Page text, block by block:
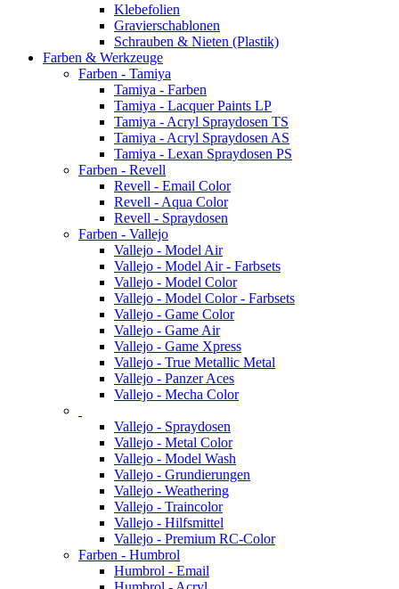
Klebefolien
Gravierschablonen
Schrauben & Nieten (Plastik)
Farben & Werkzeuge
Farben - Tamiya
Tamiya - Farben
Tamiya - Lacquer Paints LP
Tamiya - Acryl Spraydosen TS
Tamiya - Acryl Spraydosen AS
Tamiya - Lexan Spraydosen PS
Farben - Revell
Revell - Email Color
Revell - Aqua Color
Revell - Spraydosen
Farben - Vallejo
Vallejo - Model Air
Vallejo - Model Air - Farbsets
Vallejo - Model Color
Vallejo - Model Color - Farbsets
Vallejo - Game Color
Vallejo - Game Air
Vallejo - Game Xpress
Vallejo - True Metallic Metal
Vallejo - Panzer Aces
Vallejo - Mecha Color
Vallejo - Spraydosen
Vallejo - Metal Color
Vallejo - Model Wash
Vallejo - Grundierungen
Vallejo - Weathering
Vallejo - Traincolor
Vallejo - Hilfsmittel
Vallejo - Premium RC-Color
Farben - Humbrol
Humbrol - Email